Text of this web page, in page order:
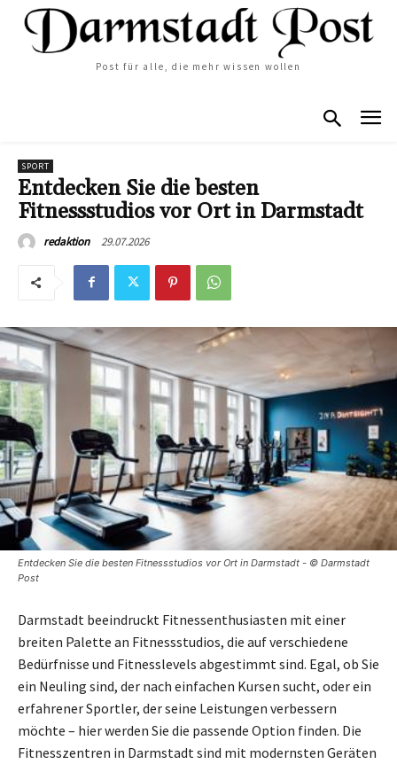
Post für alle, die mehr wissen wollen
SPORT
Entdecken Sie die besten
Fitnessstudios vor Ort in Darmstadt
redaktion 29.07.2026
Entdecken Sie die besten Fitnessstudios vor Ort in Darmstadt - © Darmstadt
Post
Darmstadt beeindruckt Fitnessenthusiasten mit einer
breiten Palette an Fitnessstudios, die auf verschiedene
Bedürfnisse und Fitnesslevels abgestimmt sind. Egal, ob Sie
ein Neuling sind, der nach einfachen Kursen sucht, oder ein
erfahrener Sportler, der seine Leistungen verbessern
möchte – hier werden Sie die passende Option finden. Die
Fitnesszentren in Darmstadt sind mit modernsten Geräten